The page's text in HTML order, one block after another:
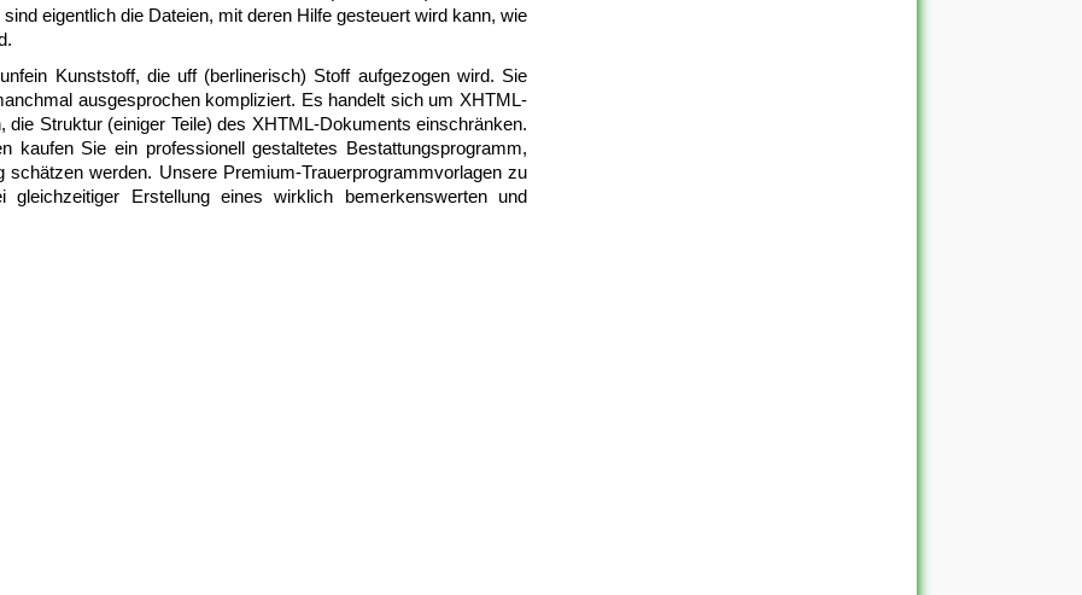
eigentlich die Dateien, mit deren Hilfe gesteuert wird kann, wie
Kunststoff, die uff (berlinerisch) Stoff aufgezogen wird. Sie
ausgesprochen kompliziert. Es handelt sich um XHTML-
die Struktur (einiger Teile) des XHTML-Dokuments einschränken.
kaufen Sie ein professionell gestaltetes Bestattungsprogramm,
werden. Unsere Premium-Trauerprogrammvorlagen zu
Erstellung eines wirklich bemerkenswerten und